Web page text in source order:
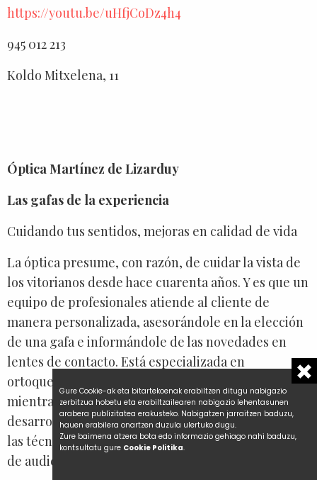
https://youtu.be/uHfjCoDz4h4
945 012 213
Koldo Mitxelena, 11
Óptica Martínez de Lizarduy
Las gafas de la experiencia
Cuidando tus sentidos, mejoras en calidad de vida
La óptica presume, con razón, de cuidar la vista de
los vitorianos desde hace cuarenta años. Y es que un
equipo de profesionales atiende al cliente de
manera personalizada, asesorándole en la elección
de una gafa e informándole de las novedades en
lentes de contacto. Está especializada en
ortoqueratología (lentes que corrigen tu visión
mientras duermes), en terapia visual para
desarrollar capacidades y en audiología, aplicando
las técnicas más avanzadas para corregir problemas
de audición.
Gure Cookie-ak eta bitartekoenak erabiltzen ditugu nabigazio
zerbitzua hobetu eta erabiltzailearen nabigazio lehentasunen
arabera publizitatea erakusteko. Nabigatzen jarraitzen baduzu,
hauen erabilera onartzen duzula ulertuko dugu.
Zure baimena atzera bota edo informazio gehiago nahi baduzu,
kontsultatu gure Cookie Politika.